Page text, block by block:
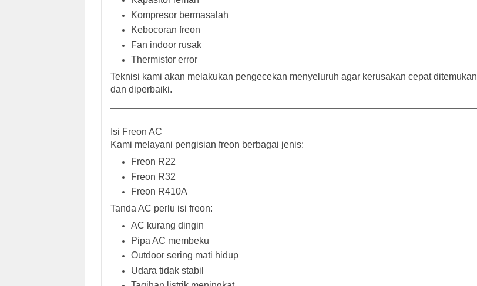
Kompresor bermasalah
Kebocoran freon
Fan indoor rusak
Thermistor error
Teknisi kami akan melakukan pengecekan menyeluruh agar kerusakan cepat ditemukan
dan diperbaiki.
Isi Freon AC
Kami melayani pengisian freon berbagai jenis:
Freon R22
Freon R32
Freon R410A
Tanda AC perlu isi freon:
AC kurang dingin
Pipa AC membeku
Outdoor sering mati hidup
Udara tidak stabil